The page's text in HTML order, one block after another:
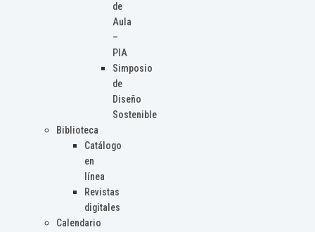
de
Aula
–
PIA
Simposio
de
Diseño
Sostenible
Biblioteca
Catálogo
en
línea
Revistas
digitales
Calendario